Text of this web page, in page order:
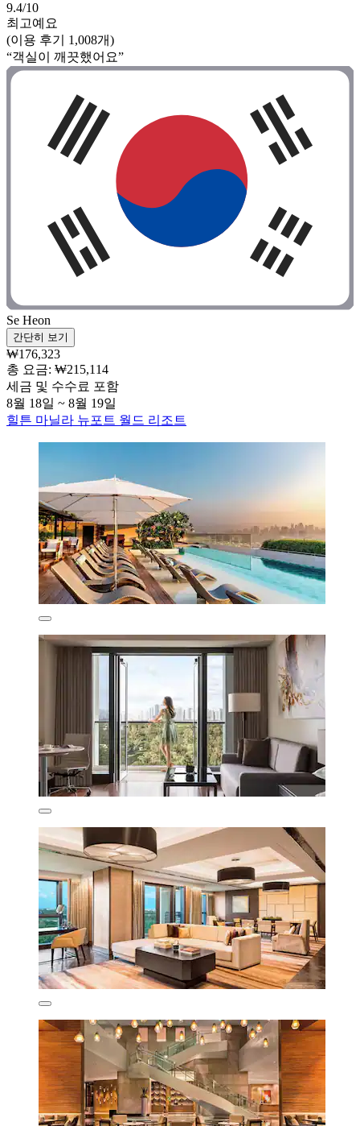
9.4/10
최고예요
(이용 후기 1,008개)
“객실이 깨끗했어요”
Se Heon
간단히 보기
₩176,323
총 요금: ₩215,114
세금 및 수수료 포함
8월 18일 ~ 8월 19일
힐튼 마닐라 뉴포트 월드 리조트